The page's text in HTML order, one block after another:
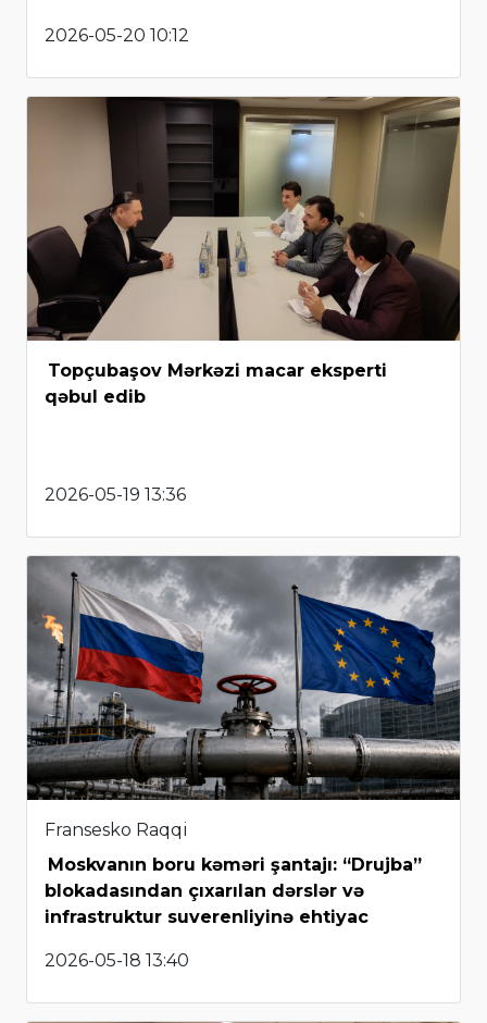
2026-05-20 10:12
Topçubaşov Mərkəzi macar eksperti
qəbul edib
2026-05-19 13:36
Fransesko Raqqi
Moskvanın boru kəməri şantajı: “Drujba”
blokadasından çıxarılan dərslər və
infrastruktur suverenliyinə ehtiyac
2026-05-18 13:40